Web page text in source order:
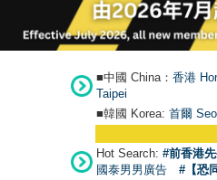
■中國 China： 香港
Taipei
■韓國 Korea: 首爾
Hot Search: #前香港
國泰男男廣告
#【恐